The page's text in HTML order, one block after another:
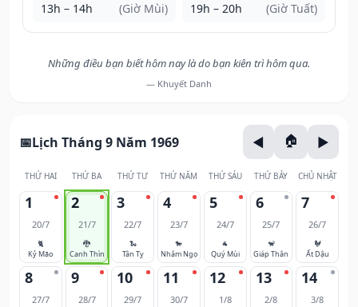
13h – 14h (Giờ Mùi) 19h – 20h (Giờ Tuất)
Những điều bạn biết hôm nay là do bạn kiên trì hôm qua.
— Khuyết Danh
Lịch Tháng 9 Năm 1969
THỨ HAI THỨ BA THỨ TƯ THỨ NĂM THỨ SÁU THỨ BẢY CHỦ NHẬT
1
20/7
🐈
Kỷ Mão
2
21/7
🐉
Canh Thìn
3
22/7
🐍
Tân Tỵ
4
23/7
🐎
Nhâm Ngọ
5
24/7
🐐
Quý Mùi
6
25/7
🐒
Giáp Thân
7
26/7
🐓
Ất Dậu
8
27/7
9
28/7
10
29/7
11
30/7
12
1/8
13
2/8
14
3/8